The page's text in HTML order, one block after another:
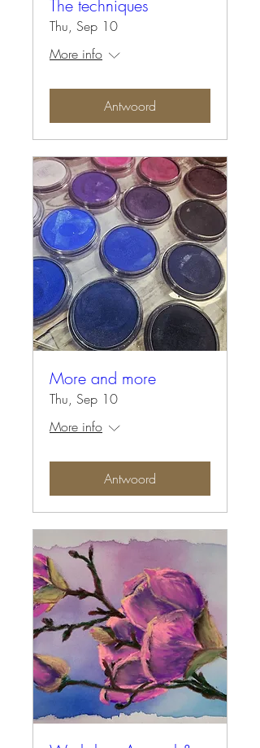
The techniques
Thu, Sep 10
More info
Antwoord
More and more
Thu, Sep 10
More info
Antwoord